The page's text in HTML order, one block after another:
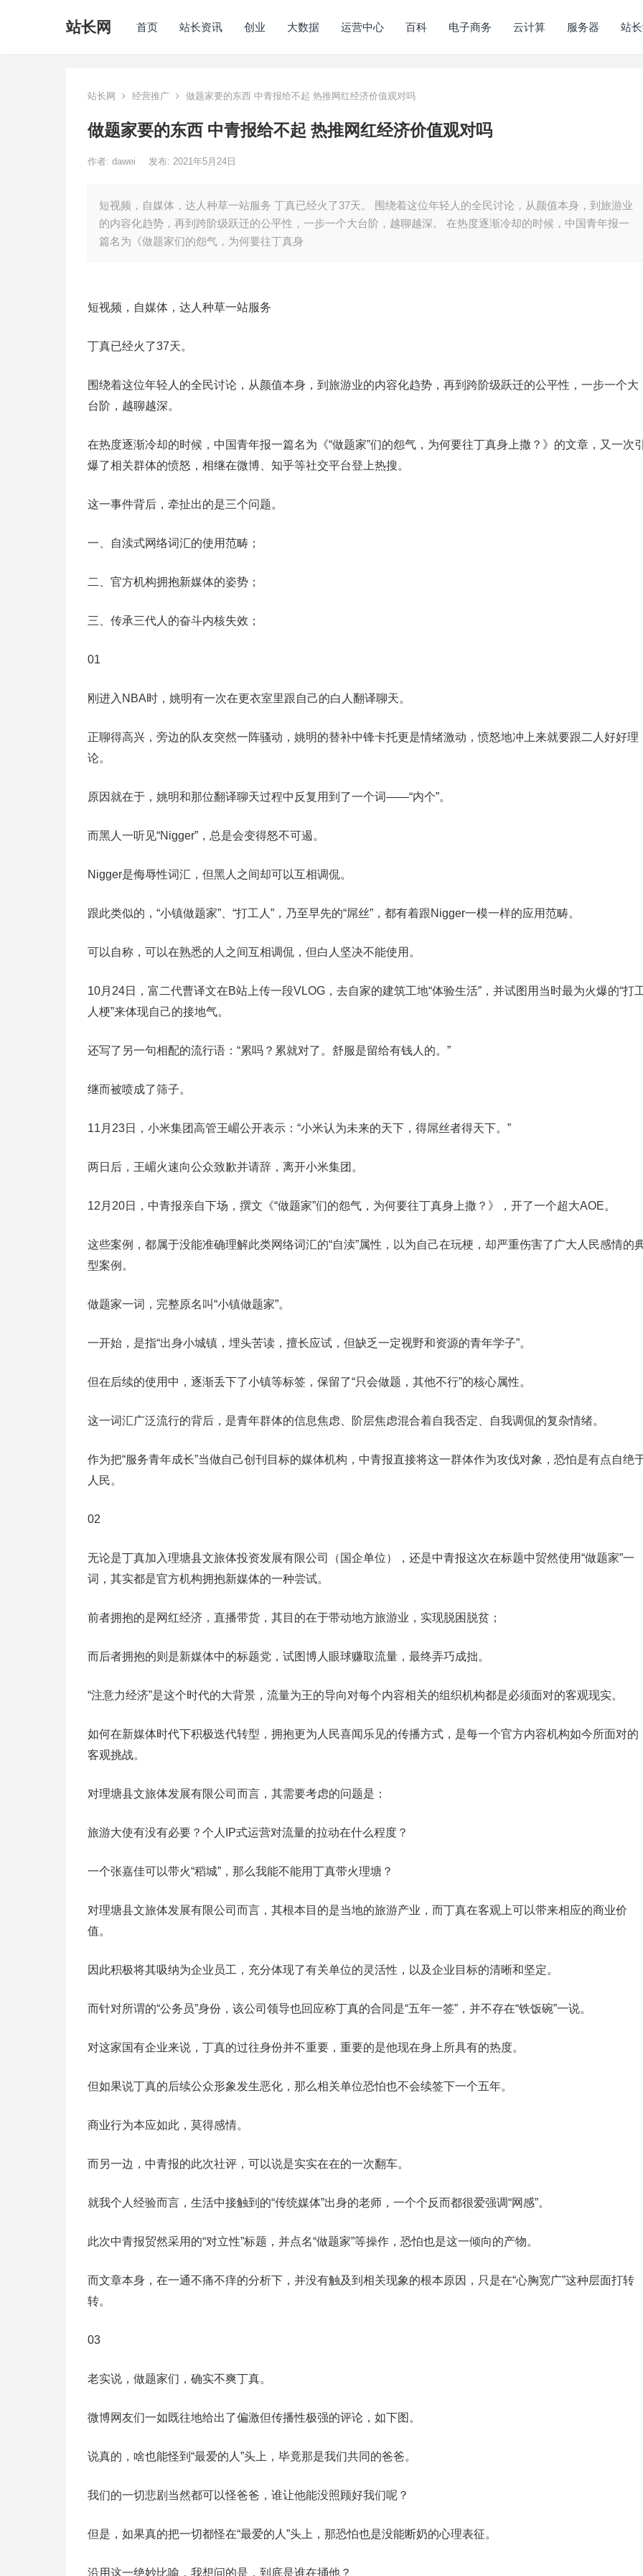
站长网 首页 站长资讯 创业 大数据 运营中心 百科 电子商务 云计算 服务器 站
站长网 经营推广 做题家要的东西 中青报给不起 热推网红经济价值观对吗
做题家要的东西 中青报给不起 热推网红经济价值观对吗
作者: dawei 发布: 2021年5月24日
短视频，自媒体，达人种草一站服务 丁真已经火了37天。 围绕着这位年轻人的全民讨论，从颜值本身，到旅游业
的内容化趋势，再到跨阶级跃迁的公平性，一步一个大台阶，越聊越深。 在热度逐渐冷却的时候，中国青年报一
篇名为《做题家们的怨气，为何要往丁真身
短视频，自媒体，达人种草一站服务
丁真已经火了37天。
围绕着这位年轻人的全民讨论，从颜值本身，到旅游业的内容化趋势，再到跨阶级跃迁的公平性，一步一个大
台阶，越聊越深。
在热度逐渐冷却的时候，中国青年报一篇名为《“做题家”们的怨气，为何要往丁真身上撒？》的文章，又一次
爆了相关群体的愤怒，相继在微博、知乎等社交平台登上热搜。
这一事件背后，牵扯出的是三个问题。
一、自渎式网络词汇的使用范畴；
二、官方机构拥抱新媒体的姿势；
三、传承三代人的奋斗内核失效；
01
刚进入NBA时，姚明有一次在更衣室里跟自己的白人翻译聊天。
正聊得高兴，旁边的队友突然一阵骚动，姚明的替补中锋卡托更是情绪激动，愤怒地冲上来就要跟二人好好理
论。
原因就在于，姚明和那位翻译聊天过程中反复用到了一个词——“内个”。
而黑人一听见“Nigger”，总是会变得怒不可遏。
Nigger是侮辱性词汇，但黑人之间却可以互相调侃。
跟此类似的，“小镇做题家”、“打工人”，乃至早先的“屌丝”，都有着跟Nigger一模一样的应用范畴。
可以自称，可以在熟悉的人之间互相调侃，但白人坚决不能使用。
10月24日，富二代曹译文在B站上传一段VLOG，去自家的建筑工地“体验生活”，并试图用当时最为火爆的“打
人梗”来体现自己的接地气。
还写了另一句相配的流行语：“累吗？累就对了。舒服是留给有钱人的。”
继而被喷成了筛子。
11月23日，小米集团高管王嵋公开表示：“小米认为未来的天下，得屌丝者得天下。”
两日后，王嵋火速向公众致歉并请辞，离开小米集团。
12月20日，中青报亲自下场，撰文《“做题家”们的怨气，为何要往丁真身上撒？》，开了一个超大AOE。
这些案例，都属于没能准确理解此类网络词汇的“自渎”属性，以为自己在玩梗，却严重伤害了广大人民感情的
型案例。
做题家一词，完整原名叫“小镇做题家”。
一开始，是指“出身小城镇，埋头苦读，擅长应试，但缺乏一定视野和资源的青年学子”。
但在后续的使用中，逐渐丢下了小镇等标签，保留了“只会做题，其他不行”的核心属性。
这一词汇广泛流行的背后，是青年群体的信息焦虑、阶层焦虑混合着自我否定、自我调侃的复杂情绪。
作为把“服务青年成长”当做自己创刊目标的媒体机构，中青报直接将这一群体作为攻伐对象，恐怕是有点自绝
人民。
02
无论是丁真加入理塘县文旅体投资发展有限公司（国企单位），还是中青报这次在标题中贸然使用“做题家”一
词，其实都是官方机构拥抱新媒体的一种尝试。
前者拥抱的是网红经济，直播带货，其目的在于带动地方旅游业，实现脱困脱贫；
而后者拥抱的则是新媒体中的标题党，试图博人眼球赚取流量，最终弄巧成拙。
“注意力经济”是这个时代的大背景，流量为王的导向对每个内容相关的组织机构都是必须面对的客观现实。
如何在新媒体时代下积极迭代转型，拥抱更为人民喜闻乐见的传播方式，是每一个官方内容机构如今所面对的
客观挑战。
对理塘县文旅体发展有限公司而言，其需要考虑的问题是：
旅游大使有没有必要？个人IP式运营对流量的拉动在什么程度？
一个张嘉佳可以带火“稻城”，那么我能不能用丁真带火理塘？
对理塘县文旅体发展有限公司而言，其根本目的是当地的旅游产业，而丁真在客观上可以带来相应的商业价
值。
因此积极将其吸纳为企业员工，充分体现了有关单位的灵活性，以及企业目标的清晰和坚定。
而针对所谓的“公务员”身份，该公司领导也回应称丁真的合同是“五年一签”，并不存在“铁饭碗”一说。
对这家国有企业来说，丁真的过往身份并不重要，重要的是他现在身上所具有的热度。
但如果说丁真的后续公众形象发生恶化，那么相关单位恐怕也不会续签下一个五年。
商业行为本应如此，莫得感情。
而另一边，中青报的此次社评，可以说是实实在在的一次翻车。
就我个人经验而言，生活中接触到的“传统媒体”出身的老师，一个个反而都很爱强调“网感”。
此次中青报贸然采用的“对立性”标题，并点名“做题家”等操作，恐怕也是这一倾向的产物。
而文章本身，在一通不痛不痒的分析下，并没有触及到相关现象的根本原因，只是在“心胸宽广”这种层面打转
转。
03
老实说，做题家们，确实不爽丁真。
微博网友们一如既往地给出了偏激但传播性极强的评论，如下图。
说真的，啥也能怪到“最爱的人”头上，毕竟那是我们共同的爸爸。
我们的一切悲剧当然都可以怪爸爸，谁让他能没照顾好我们呢？
但是，如果真的把一切都怪在“最爱的人”头上，那恐怕也是没能断奶的心理表征。
沿用这一绝妙比喻，我想问的是，到底是谁在捅他？